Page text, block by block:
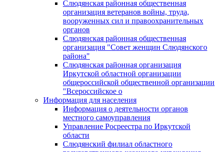
Слюдянская районная общественная
организация ветеранов войны, труда,
вооруженных сил и правоохранительных
органов
Слюдянская районная общественная
организация "Совет женщин Слюдянского
района"
Слюдянская районная организация
Иркутской областной организации
общероссийской общественной организации
"Всероссийское о
Информация для населения
Информация о деятельности органов
местного самоуправления
Управление Росреестра по Иркутской
области
Слюдянский филиал областного